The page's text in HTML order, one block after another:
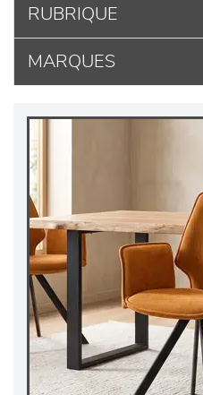
RUBRIQUE
MARQUES